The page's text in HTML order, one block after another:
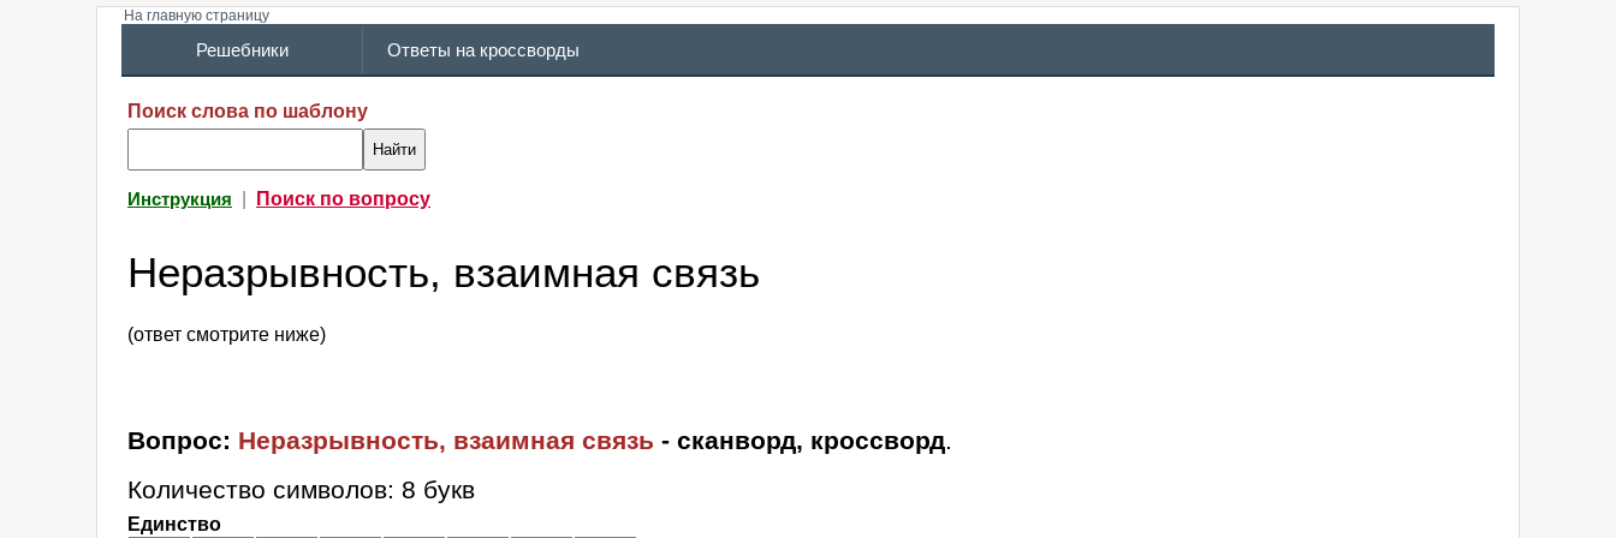
На главную страницу
Решебники Ответы на кроссворды
Поиск слова по шаблону
Инструкция Поиск по вопросу
Неразрывность, взаимная связь
(ответ смотрите ниже)
Вопрос: Неразрывность, взаимная связь - сканворд, кроссворд.
Количество символов: 8 букв
Единство